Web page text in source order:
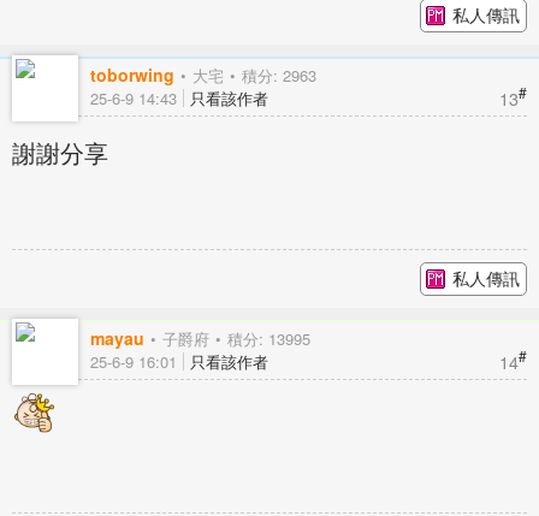
私人傳訊
toborwing 大宅 積分: 2963
13#
25-6-9 14:43 只看該作者
謝謝分享
私人傳訊
mayau 子爵府 積分: 13995
14#
25-6-9 16:01 只看該作者